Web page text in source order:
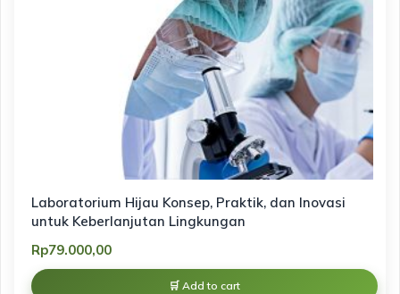
Laboratorium Hijau Konsep, Praktik, dan Inovasi
untuk Keberlanjutan Lingkungan
Rp79.000,00
Add to cart